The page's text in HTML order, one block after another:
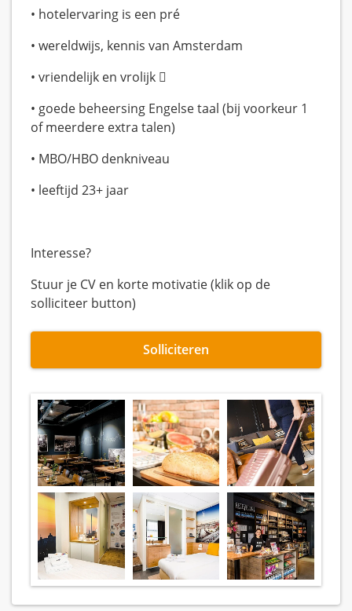
• hotelervaring is een pré
• wereldwijs, kennis van Amsterdam
• vriendelijk en vrolijk 
• goede beheersing Engelse taal (bij voorkeur 1
of meerdere extra talen)
• MBO/HBO denkniveau
• leeftijd 23+ jaar
Interesse?
Stuur je CV en korte motivatie (klik op de
solliciteer button)
Solliciteren